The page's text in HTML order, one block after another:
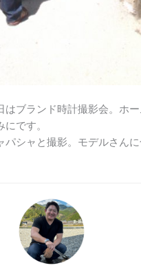
はブランド時計撮影会。ホ
です。
パシャと撮影。モデルさん